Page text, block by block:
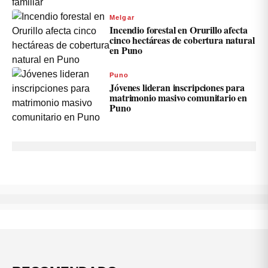
Melgar
Incendio forestal en Orurillo afecta
cinco hectáreas de cobertura natural
en Puno
Puno
Jóvenes lideran inscripciones para
matrimonio masivo comunitario en
Puno